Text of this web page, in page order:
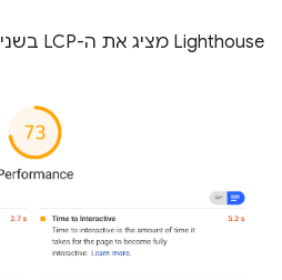
Lighthouse מציג את ה-LCP בשניות: